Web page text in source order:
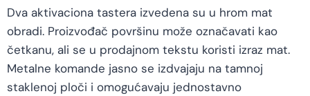
Dva aktivaciona tastera izvedena su u hrom mat
obradi. Proizvođač površinu može označavati kao
četkanu, ali se u prodajnom tekstu koristi izraz mat.
Metalne komande jasno se izdvajaju na tamnoj
staklenoj ploči i omogućavaju jednostavno